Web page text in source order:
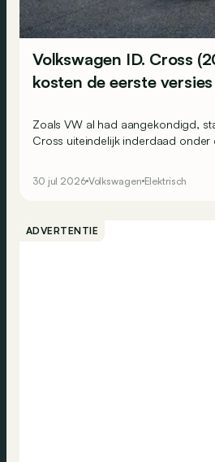
Volkswagen ID. Cross
kosten de eerste versies
Zoals VW al had aangekondigd,
Cross uiteindelijk inderdaad
30 jul 2026 Volkswagen Elektrisch
ADVERTENTIE